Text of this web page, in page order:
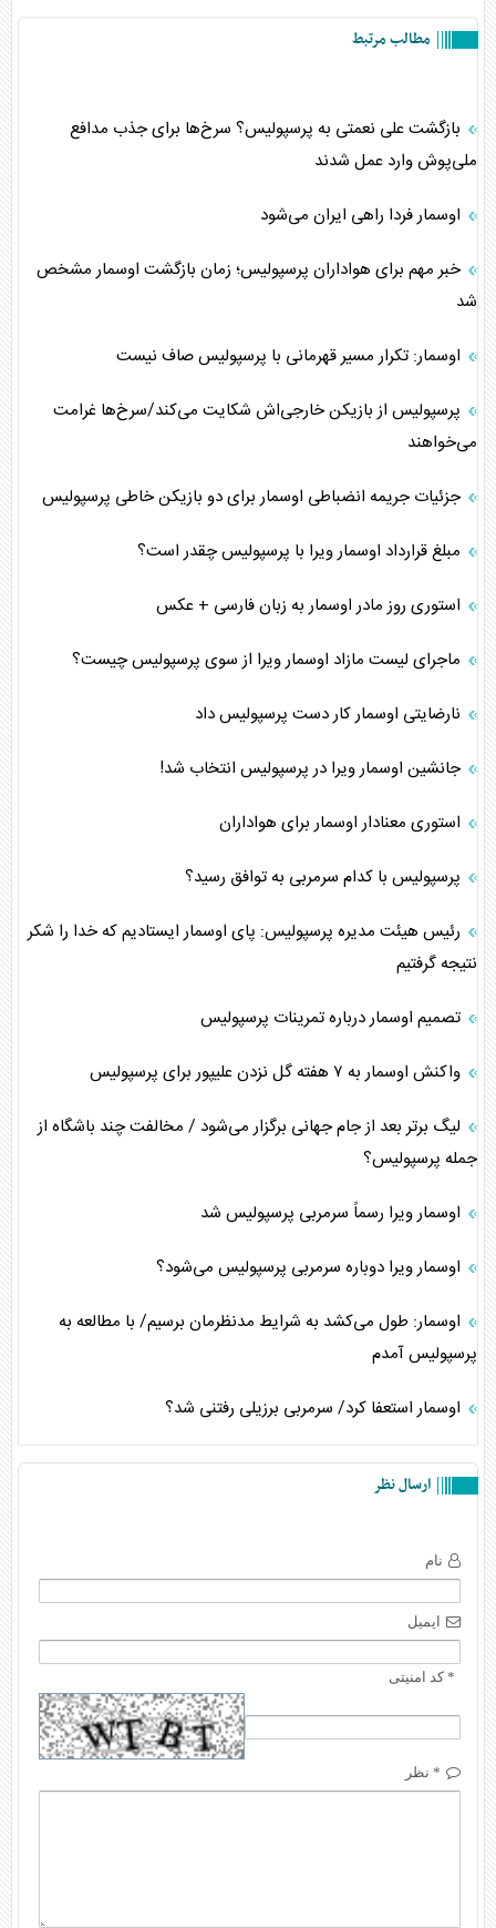
مطالب مرتبط
بازگشت علی نعمتی به پرسپولیس؟ سرخ‌ها برای جذب مدافع
ملی‌پوش وارد عمل شدند
اوسمار فردا راهی ایران می‌شود
خبر مهم برای هواداران پرسپولیس؛ زمان بازگشت اوسمار مشخص
شد
اوسمار: تکرار مسیر قهرمانی با پرسپولیس صاف نیست
پرسپولیس از بازیکن خارجی‌اش شکایت می‌کند/سرخ‌ها غرامت
می‌خواهند
جزئیات جریمه انضباطی اوسمار برای دو بازیکن خاطی پرسپولیس
مبلغ قرارداد اوسمار ویرا با پرسپولیس چقدر است؟
استوری روز مادر اوسمار به زبان فارسی + عکس
ماجرای لیست مازاد اوسمار ویرا از سوی پرسپولیس چیست؟
نارضایتی اوسمار کار دست پرسپولیس داد
جانشین اوسمار ویرا در پرسپولیس انتخاب شد!
استوری‌ معنادار اوسمار برای هواداران
پرسپولیس با کدام سرمربی به توافق رسید؟
رئیس هیئت مدیره پرسپولیس: پای اوسمار ایستادیم که خدا را شکر
نتیجه گرفتیم
تصمیم اوسمار درباره تمرینات پرسپولیس
واکنش اوسمار به ۷ هفته گل نزدن علیپور برای پرسپولیس
لیگ برتر بعد از جام جهانی برگزار می‌شود / مخالفت چند باشگاه از
جمله پرسپولیس؟
اوسمار ویرا رسماً سرمربی پرسپولیس شد
اوسمار ویرا دوباره سرمربی پرسپولیس می‌شود؟
اوسمار: طول می‌کشد به شرایط مدنظرمان برسیم/ با مطالعه به
پرسپولیس آمدم
اوسمار استعفا کرد/ سرمربی برزیلی رفتنی شد؟
ارسال نظر
نام
ایمیل
* کد امنیتی
* نظر